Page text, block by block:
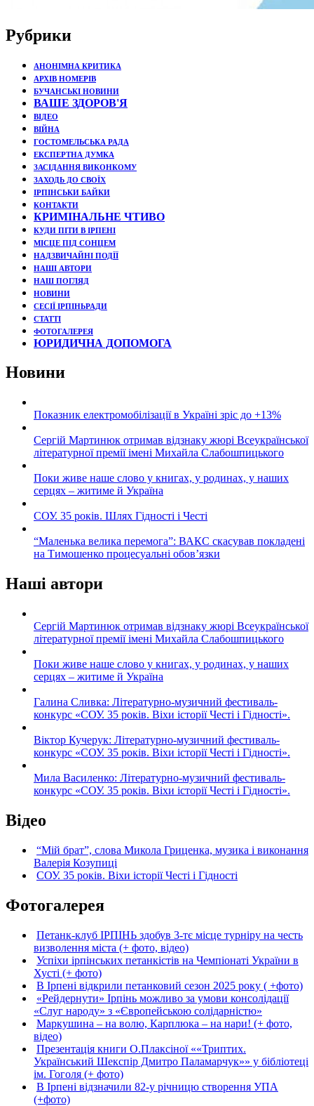
Рубрики
АНОНІМНА КРИТИКА
АРХІВ НОМЕРІВ
БУЧАНСЬКІ НОВИНИ
ВАШЕ ЗДОРОВ'Я
ВІДЕО
ВІЙНА
ГОСТОМЕЛЬСЬКА РАДА
ЕКСПЕРТНА ДУМКА
ЗАСІДАННЯ ВИКОНКОМУ
ЗАХОДЬ ДО СВОЇХ
ІРПІНСЬКИ БАЙКИ
КОНТАКТИ
КРИМІНАЛЬНЕ ЧТИВО
КУДИ ПІТИ В ІРПЕНІ
МІСЦЕ ПІД СОНЦЕМ
НАДЗВИЧАЙНІ ПОДЇЇ
НАШІ АВТОРИ
НАШ ПОГЛЯД
НОВИНИ
СЕСІЇ ІРПІНЬРАДИ
СТАТТІ
ФОТОГАЛЕРЕЯ
ЮРИДИЧНА ДОПОМОГА
Новини
Показник електромобілізації в Україні зріс до +13%
Сергій Мартинюк отримав відзнаку жюрі Всеукраїнської
літературної премії імені Михайла Слабошпицького
Поки живе наше слово у книгах, у родинах, у наших
серцях – житиме й Україна
СОУ. 35 років. Шлях Гідності і Честі
“Маленька велика перемога”: ВАКС скасував покладені
на Тимошенко процесуальні обов’язки
Наші автори
Сергій Мартинюк отримав відзнаку жюрі Всеукраїнської
літературної премії імені Михайла Слабошпицького
Поки живе наше слово у книгах, у родинах, у наших
серцях – житиме й Україна
Галина Сливка: Літературно-музичний фестиваль-
конкурс «СОУ. 35 років. Віхи історії Честі і Гідності».
Віктор Кучерук: Літературно-музичний фестиваль-
конкурс «СОУ. 35 років. Віхи історії Честі і Гідності».
Мила Василенко: Літературно-музичний фестиваль-
конкурс «СОУ. 35 років. Віхи історії Честі і Гідності».
Відео
“Мій брат”, слова Микола Гриценка, музика і виконання
Валерія Козупиці
СОУ. 35 років. Віхи історії Честі і Гідності
Фотогалерея
Петанк-клуб ІРПІНЬ здобув 3-тє місце турніру на честь
визволення міста (+ фото, відео)
Успіхи ірпінських петанкістів на Чемпіонаті України в
Хусті (+ фото)
В Ірпені відкрили петанковий сезон 2025 року ( +фото)
«Рейдернути» Ірпінь можливо за умови консолідації
«Слуг народу» з «Європейською солідарністю»
Маркушина – на волю, Карплюка – на нари! (+ фото,
відео)
Презентація книги О.Плаксіної ««Триптих.
Український Шекспір Дмитро Паламарчук»» у бібліотеці
ім. Гоголя (+ фото)
В Ірпені відзначили 82-у річницю створення УПА
(+фото)